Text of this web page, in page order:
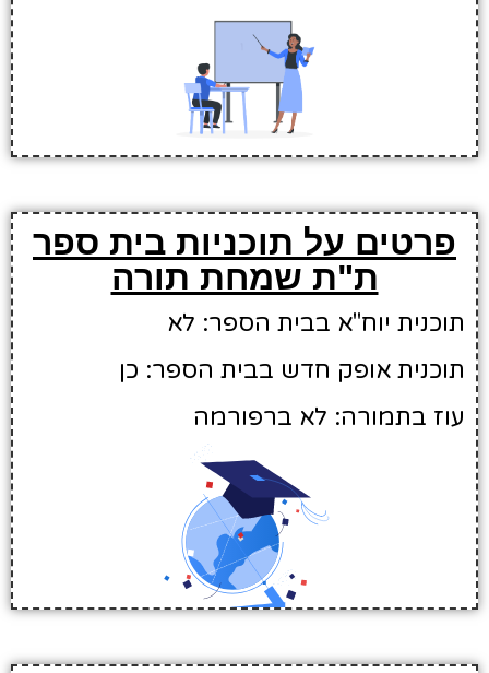
פרטים על תוכניות בית ספר
ת"ת שמחת תורה
תוכנית יוח"א בבית הספר: לא
תוכנית אופק חדש בבית הספר: כן
עוז בתמורה: לא ברפורמה